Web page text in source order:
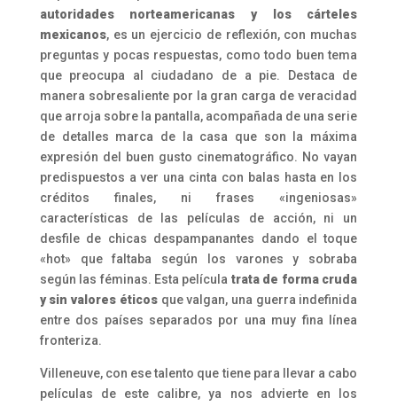
autoridades norteamericanas y los cárteles
mexicanos, es un ejercicio de reflexión, con muchas
preguntas y pocas respuestas, como todo buen tema
que preocupa al ciudadano de a pie. Destaca de
manera sobresaliente por la gran carga de veracidad
que arroja sobre la pantalla, acompañada de una serie
de detalles marca de la casa que son la máxima
expresión del buen gusto cinematográfico. No vayan
predispuestos a ver una cinta con balas hasta en los
créditos finales, ni frases «ingeniosas»
características de las películas de acción, ni un
desfile de chicas despampanantes dando el toque
«hot» que faltaba según los varones y sobraba
según las féminas. Esta película trata de forma cruda
y sin valores éticosque valgan, una guerra indefinida
entre dos países separados por una muy fina línea
fronteriza.
Villeneuve, con ese talento que tiene para llevar a cabo
películas de este calibre, ya nos advierte en los